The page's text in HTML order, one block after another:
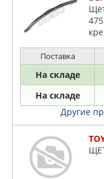
Поставка
На складе
На складе
Другие